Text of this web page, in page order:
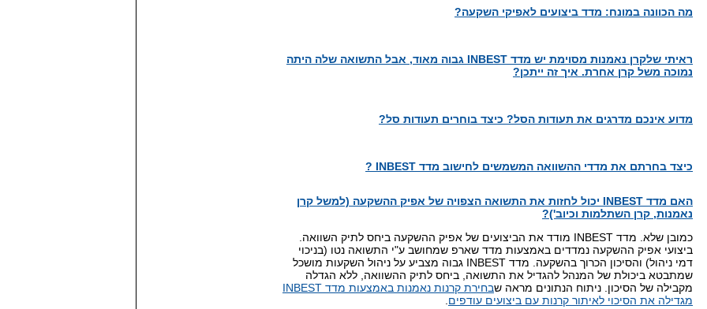
מה הכוונה במונח: מדד ביצועים לאפיקי השקעה?
ראיתי שלקרן נאמנות מסוימת יש מדד INBEST גבוה מאוד, אבל התשואה שלה היתה
נמוכה משל קרן אחרת. איך זה ייתכן?
מדוע אינכם מדרגים את תעודות הסל? כיצד בוחרים תעודות סל?
כיצד בחרתם את מדדי ההשוואה המשמשים לחישוב מדד INBEST ?
האם מדד INBEST יכול לחזות את התשואה הצפויה של אפיק ההשקעה (למשל קרן
נאמנות, קרן השתלמות וכיוב')?
כמובן שלא. מדד INBEST מודד את הביצועים של אפיק ההשקעה ביחס לתיק השוואה.
ביצועי אפיק ההשקעה נמדדים באמצעות מדד שארפ שמחושב ע"י התשואה נטו (בניכוי
דמי ניהול) והסיכון הכרוך בהשקעה. מדד INBEST גבוה מצביע על ניהול השקעות מושכל
שמתבטא ביכולת של המנהל להגדיל את התשואה, ביחס לתיק ההשוואה, ללא הגדלה
מקבילה של הסיכון. ניתוח הנתונים מראה ש
בחירת קרנות נאמנות באמצעות מדד INBEST
מגדילה את הסיכוי לאיתור קרנות עם ביצועים עודפים